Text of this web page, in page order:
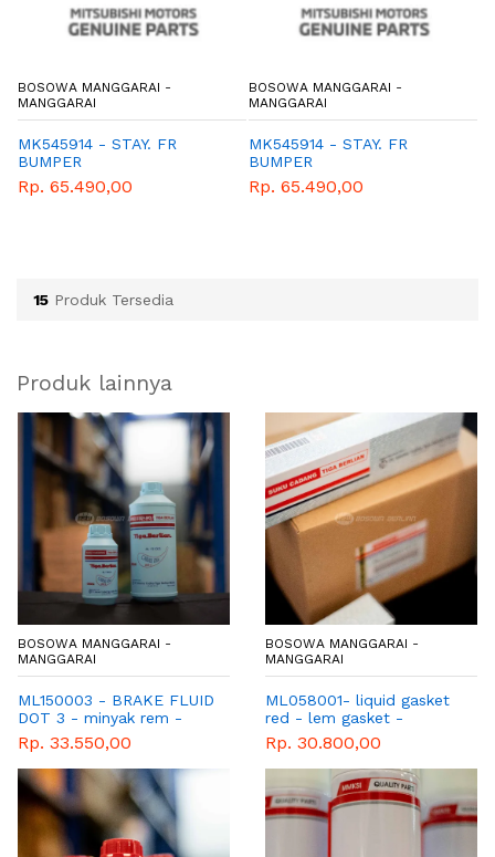
BOSOWA MANGGARAI -
MANGGARAI
MK545914 - STAY. FR
BUMPER
Rp. 65.490,00
BOSOWA MANGGARAI -
MANGGARAI
MK545914 - STAY. FR
BUMPER
Rp. 65.490,00
15 Produk Tersedia
Produk lainnya
BOSOWA MANGGARAI -
MANGGARAI
ML150003 - BRAKE FLUID
DOT 3 - minyak rem -
cairan rem - mitsubishi -
genuine - xpander - pajero
- mirage - triton
Rp. 33.550,00
BOSOWA MANGGARAI -
MANGGARAI
ML058001- liquid gasket
red - lem gasket -
xpander - pajero - mirage
- triton
Rp. 30.800,00